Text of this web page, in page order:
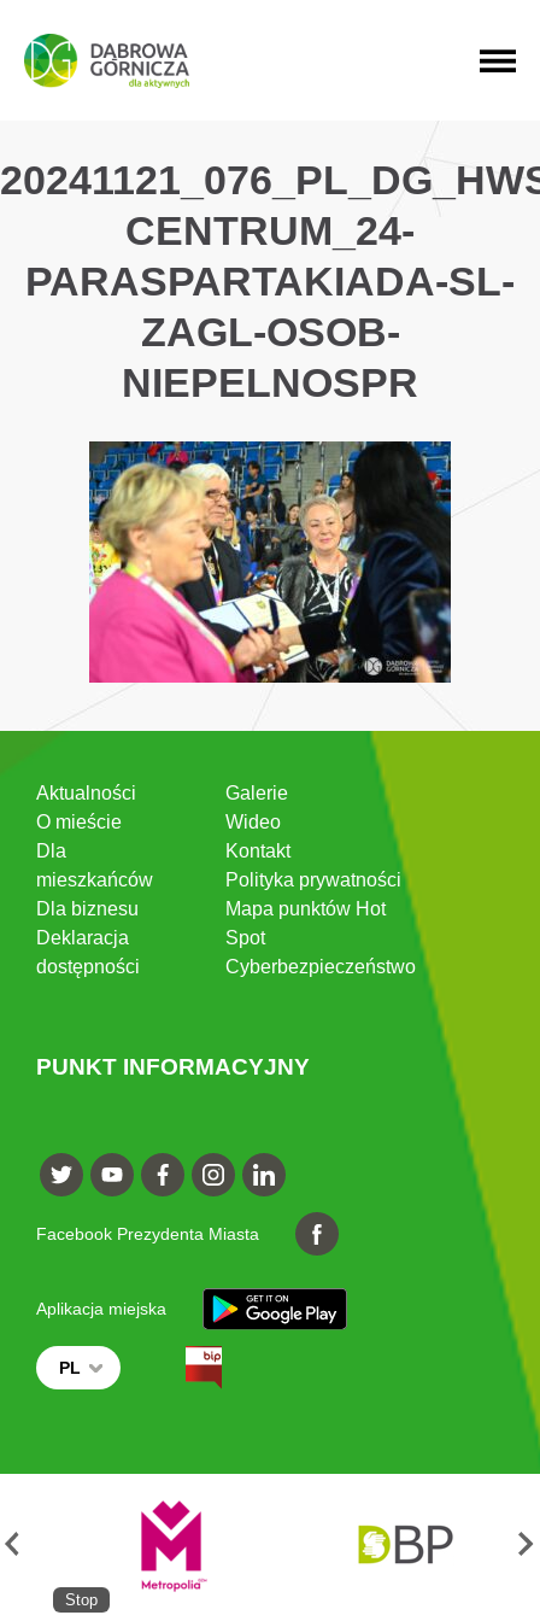
PRZEJDŹ DO MENU GŁÓWNEGO
PRZEJDŹ DO WYSZUKIWARKI
PRZEJDŹ DO TREŚCI
CENTRUM_24-
PARASPARTAKIADA-SL-
ZAGL-OSOB-
NIEPELNOSPR
Aktualności
O mieście
Dla
mieszkańców
Dla biznesu
Deklaracja
dostępności
Galerie
Wideo
Kontakt
Polityka prywatności
Mapa punktów Hot
Spot
Cyberbezpieczeństwo
PUNKT INFORMACYJNY
Facebook Prezydenta Miasta
Aplikacja miejska
PL
Stop